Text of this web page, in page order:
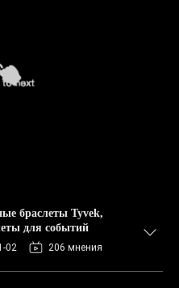
браслеты Tyvek,
для событий
02 206 мнения